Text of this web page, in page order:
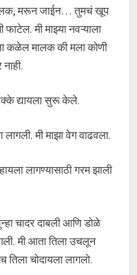
मरून जाईन… तुमचं खूप
मी माझ्या नवऱ्याला
कळेल मालक की मला कोणी
द्यायला सुरू केले.
मी माझा वेग वाढवला.
लागण्यासाठी गरम झाली
चादर दाबली आणि डोळे
मी आता तिला उचलून
चोदायला लागलो.